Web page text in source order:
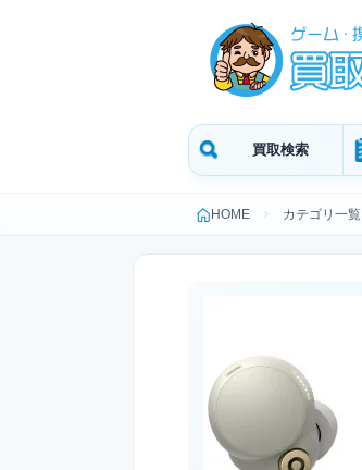
買取検索
HOME カテゴリ一覧